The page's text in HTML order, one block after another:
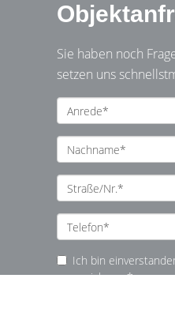
Sie haben noch
setzen uns
Ich bin
speichern. *